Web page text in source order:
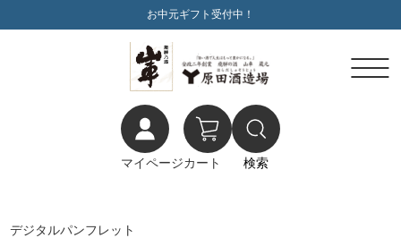
お中元ギフト受付中！
マイページカート 検索
デジタルパンフレット